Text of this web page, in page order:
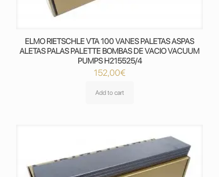
ELMO RIETSCHLE VTA 100 VANES PALETAS ASPAS
ALETAS PALAS PALETTE BOMBAS DE VACIO VACUUM
PUMPS H215525/4
152,00€
Add to cart